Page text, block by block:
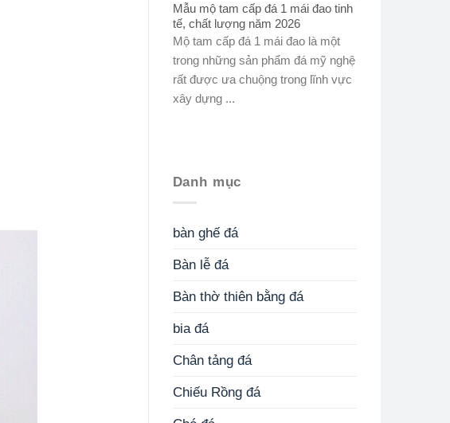
Mẫu mộ tam cấp đá 1 mái đao tinh
tế, chất lượng năm 2026
Mộ tam cấp đá 1 mái đao là một
trong những sản phẩm đá mỹ nghệ
rất được ưa chuộng trong lĩnh vực
xây dựng ...
Danh mục
bàn ghế đá
Bàn lễ đá
Bàn thờ thiên bằng đá
bia đá
Chân tảng đá
Chiếu Rồng đá